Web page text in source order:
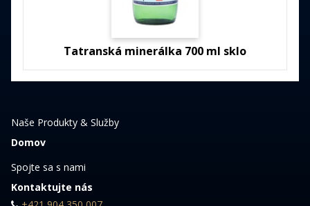
Tatranská minerálka 700 ml sklo
Naše Produkty & Služby
Domov
Spojte sa s nami
Kontaktujte nás